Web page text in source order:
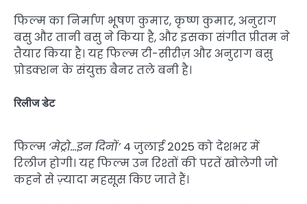
फिल्म का निर्माण भूषण कुमार, कृष्ण कुमार, अनुराग
बसु और तानी बसु ने किया है, और इसका संगीत प्रीतम ने
तैयार किया है। यह फिल्म टी-सीरीज़ और अनुराग बसु
प्रोडक्शन के संयुक्त बैनर तले बनी है।
रिलीज डेट
फिल्म ‘मेट्रो…इन दिनों’4 जुलाई 2025 को देशभर में
रिलीज होगी। यह फिल्म उन रिश्तों की परतें खोलेगी जो
कहने से ज़्यादा महसूस किए जाते हैं।